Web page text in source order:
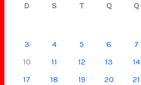
D S T Q Q
3
4 5 6 7
10
11 12 13 14
17
18 19 20 21